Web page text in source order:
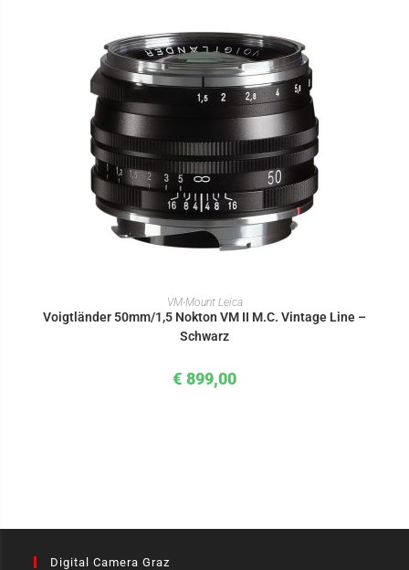
IN DEN WARENKORB
VM-Mount Leica
Voigtländer 50mm/1,5 Nokton VM II M.C. Vintage Line –
Schwarz
€ 899,00
Digital Camera Graz